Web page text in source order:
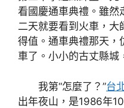
看國慶通車典禮。雖然
二天就要看到火車，大
得值。通車典禮那天，
車了。小小的古丈縣城
我第“怎麼了？”台
出年夜山，是1986年